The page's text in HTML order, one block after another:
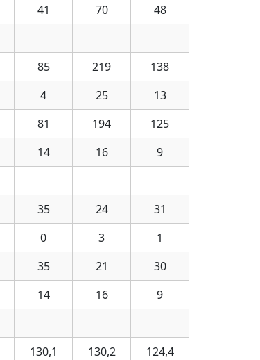
41 70
48
85 219
138
4 25
13
81 194
125
14 16
9
35 24
31
0 3
1
35 21
30
14 16
9
130,1 130,2
124,4